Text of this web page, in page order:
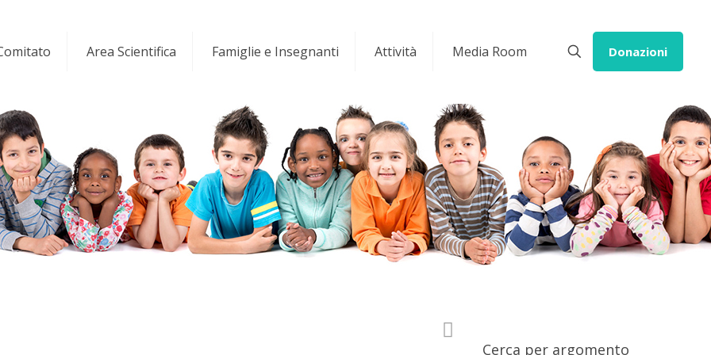
Area Scientifica Famiglie e Insegnanti Attività Media Room Donazioni
Cerca per argomento